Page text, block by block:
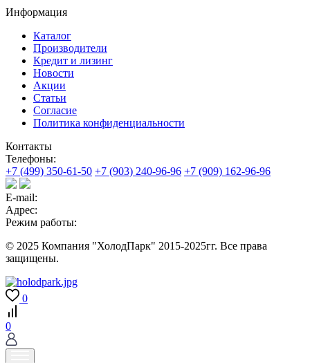
Информация
Каталог
Производители
Кредит и лизинг
Новости
Акции
Статьи
Согласие
Политика конфиденциальности
Контакты
Телефоны:
+7 (499) 350-61-50 +7 (903) 240-96-96 +7 (909) 162-96-96
E-mail:
Адрес:
Режим работы:
© 2025 Компания "ХолодПарк" 2015-2025гг. Все права
защищены.
0
0